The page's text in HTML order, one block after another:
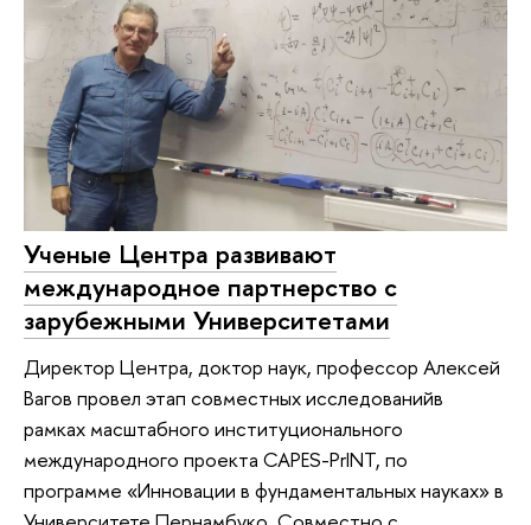
Ученые Центра развивают
международное партнерство с
зарубежными Университетами
Директор Центра, доктор наук, профессор Алексей
Вагов провел этап совместных исследованийв
рамках масштабного институционального
международного проекта CAPES-PrINT, по
программе «Инновации в фундаментальных науках» в